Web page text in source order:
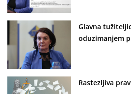
Glavna
oduzimanjem
Rastezljiva